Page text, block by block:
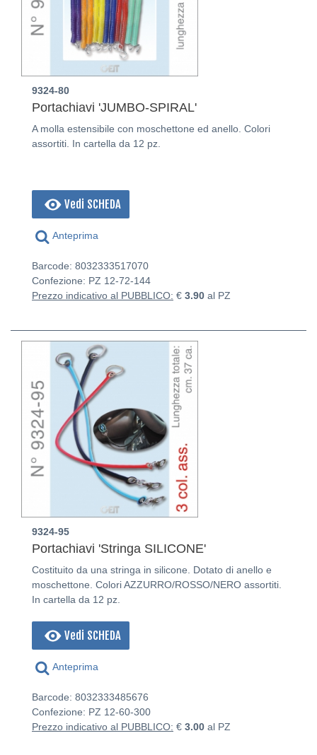
9324-80
Portachiavi 'JUMBO-SPIRAL'
A molla estensibile con moschettone ed anello. Colori
assortiti. In cartella da 12 pz.
Vedi SCHEDA
Anteprima
Barcode: 8032333517070
Confezione: PZ 12-72-144
Prezzo indicativo al PUBBLICO: € 3.90 al PZ
9324-95
Portachiavi 'Stringa SILICONE'
Costituito da una stringa in silicone. Dotato di anello e
moschettone. Colori AZZURRO/ROSSO/NERO assortiti.
In cartella da 12 pz.
Vedi SCHEDA
Anteprima
Barcode: 8032333485676
Confezione: PZ 12-60-300
Prezzo indicativo al PUBBLICO: € 3.00 al PZ